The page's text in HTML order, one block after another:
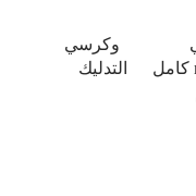
massge كامل
وكرسي
التدليك